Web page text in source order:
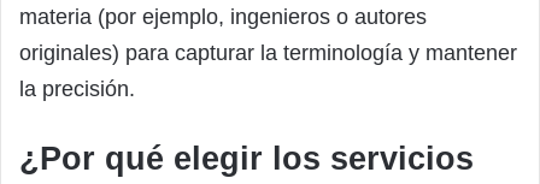
materia (por ejemplo, ingenieros o autores
originales) para capturar la terminología y mantener
la precisión.
¿Por qué elegir los servicios